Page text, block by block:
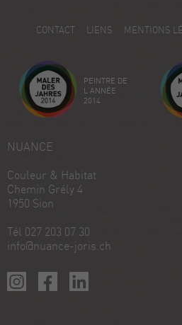
5
Créez votre propre sceau
Voir le profil
CONTACT LIENS MENTIONS
PEINTRE DE
L'ANNÉE
2014
NUANCE
Couleur & Habitat
Chemin Grély 4
1950 Sion
Tél 027 203 07 30
info@nuance-joris.ch